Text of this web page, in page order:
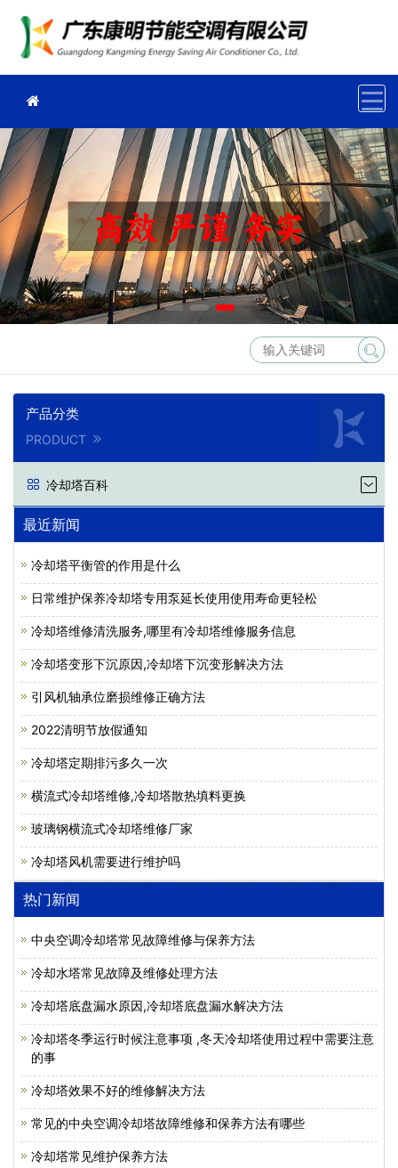
产品分类
PRODUCT
冷却塔百科
最近新闻
冷却塔平衡管的作用是什么
日常维护保养冷却塔专用泵延长使用使用寿命更轻松
冷却塔维修清洗服务,哪里有冷却塔维修服务信息
冷却塔变形下沉原因,冷却塔下沉变形解决方法
引风机轴承位磨损维修正确方法
2022清明节放假通知
冷却塔定期排污多久一次
横流式冷却塔维修,冷却塔散热填料更换
玻璃钢横流式冷却塔维修厂家
冷却塔风机需要进行维护吗
热门新闻
中央空调冷却塔常见故障维修与保养方法
冷却水塔常见故障及维修处理方法
冷却塔底盘漏水原因,冷却塔底盘漏水解决方法
冷却塔冬季运行时候注意事项 ,冬天冷却塔使用过程中需要注意
的事
冷却塔效果不好的维修解决方法
常见的中央空调冷却塔故障维修和保养方法有哪些
冷却塔常见维护保养方法